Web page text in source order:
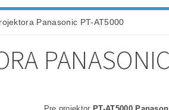
Panasonic PT-AT5000